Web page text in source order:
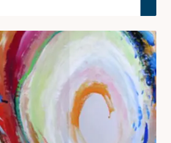
– Die Kraft der kreativen Freiheit